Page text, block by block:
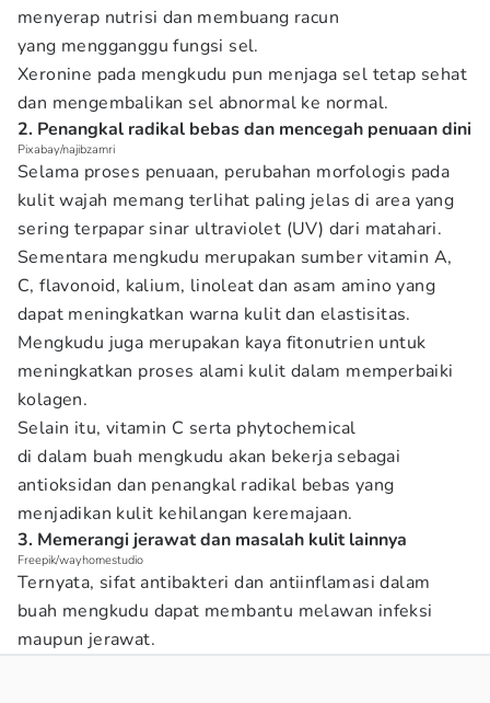
menyerap nutrisi dan membuang racun
yang mengganggu fungsi sel.
Xeronine pada mengkudu pun menjaga sel tetap sehat
dan mengembalikan sel abnormal ke normal.
2. Penangkal radikal bebas dan mencegah penuaan dini
Pixabay/najibzamri
Selama proses penuaan, perubahan morfologis pada
kulit wajah memang terlihat paling jelas di area yang
sering terpapar sinar ultraviolet (UV) dari matahari.
Sementara mengkudu merupakan sumber vitamin A,
C, flavonoid, kalium, linoleat dan asam amino yang
dapat meningkatkan warna kulit dan elastisitas.
Mengkudu juga merupakan kaya fitonutrien untuk
meningkatkan proses alami kulit dalam memperbaiki
kolagen.
Selain itu, vitamin C serta phytochemical
di dalam buah mengkudu akan bekerja sebagai
antioksidan dan penangkal radikal bebas yang
menjadikan kulit kehilangan keremajaan.
3. Memerangi jerawat dan masalah kulit lainnya
Freepik/wayhomestudio
Ternyata, sifat antibakteri dan antiinflamasi dalam
buah mengkudu dapat membantu melawan infeksi
maupun jerawat.